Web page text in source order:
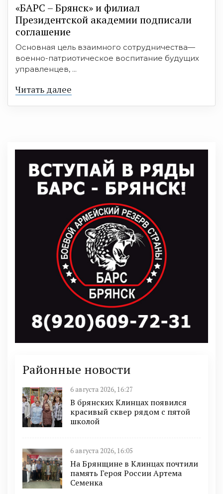
«БАРС – Брянск» и филиал
Президентской академии подписали
соглашение
Основная цель взаимного сотрудничества—
военно-патриотическое воспитание будущих
управленцев, ...
Читать далее
Районные новости
6 августа 2026, 16:27
В брянских Клинцах появился
красивый сквер рядом с пятой
школой
6 августа 2026, 16:05
На Брянщине в Клинцах почтили
память Героя России Артема
Семенка